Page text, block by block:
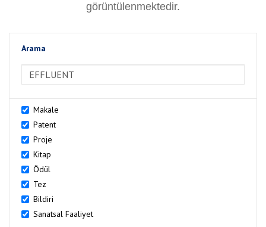
görüntülenmektedir.
Arama
Makale
Patent
Proje
Kitap
Ödül
Tez
Bildiri
Sanatsal Faaliyet